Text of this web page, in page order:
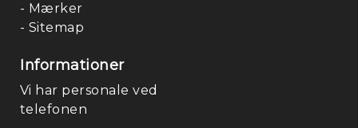
- Mærker
- Sitemap
Informationer
Vi har personale ved
telefonen